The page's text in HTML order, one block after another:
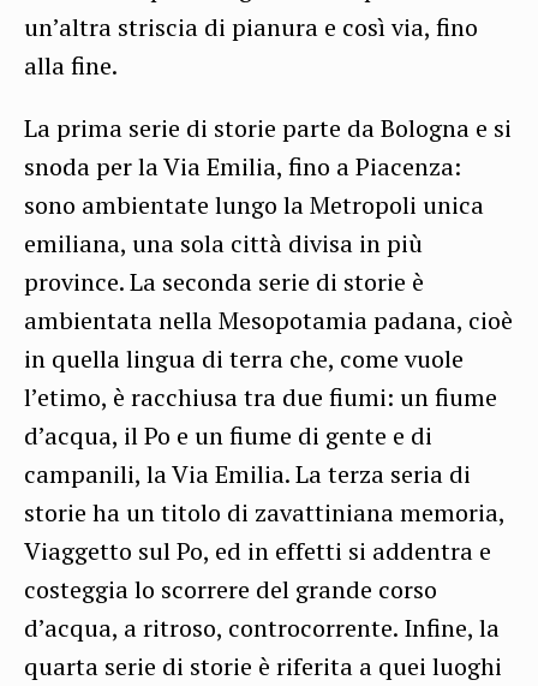
un’altra striscia di pianura e così via, fino
alla fine.
La prima serie di storie parte da Bologna e si
snoda per la Via Emilia, fino a Piacenza:
sono ambientate lungo la Metropoli unica
emiliana, una sola città divisa in più
province. La seconda serie di storie è
ambientata nella Mesopotamia padana, cioè
in quella lingua di terra che, come vuole
l’etimo, è racchiusa tra due fiumi: un fiume
d’acqua, il Po e un fiume di gente e di
campanili, la Via Emilia. La terza seria di
storie ha un titolo di zavattiniana memoria,
Viaggetto sul Po, ed in effetti si addentra e
costeggia lo scorrere del grande corso
d’acqua, a ritroso, controcorrente. Infine, la
quarta serie di storie è riferita a quei luoghi